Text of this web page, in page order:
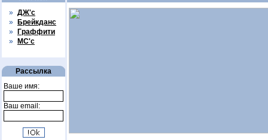
» ДЖ'с
»
Брейкданс
»
Граффити
»
МС'с
Рассылка
Ваше имя:
Ваш email: